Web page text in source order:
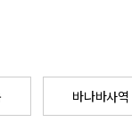
바나바사역